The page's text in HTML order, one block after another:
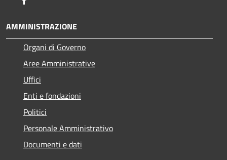
AMMINISTRAZIONE
Organi di Governo
Aree Amministrative
Uffici
Enti e fondazioni
Politici
Personale Amministrativo
Documenti e dati